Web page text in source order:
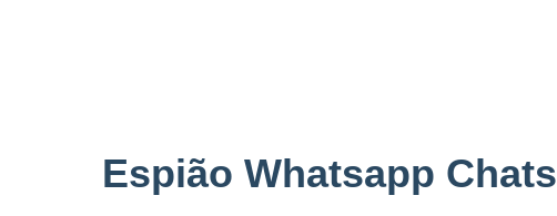
Espião Whatsapp Chats